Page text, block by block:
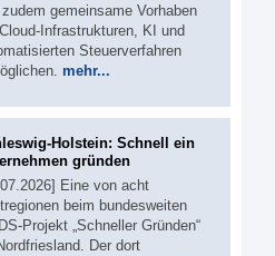
gemeinsame Vorhaben
Infrastrukturen, KI und
Steuerverfahren
mehr...
Holstein: Schnell ein
gründen
Eine von acht
beim bundesweiten
Projekt „Schneller Gründen“
Der dort